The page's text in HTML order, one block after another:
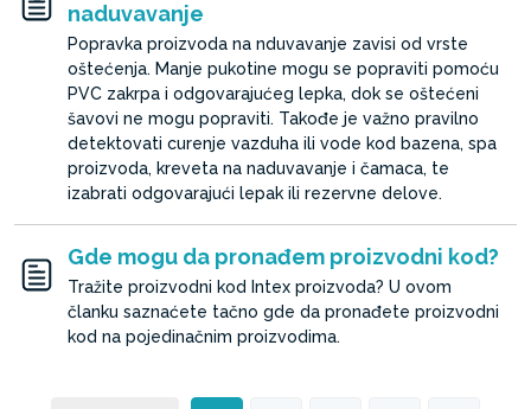
naduvavanje
Popravka proizvoda na nduvavanje zavisi od vrste
oštećenja. Manje pukotine mogu se popraviti pomoću
PVC zakrpa i odgovarajućeg lepka, dok se oštećeni
šavovi ne mogu popraviti. Takođe je važno pravilno
detektovati curenje vazduha ili vode kod bazena, spa
proizvoda, kreveta na naduvavanje i čamaca, te
izabrati odgovarajući lepak ili rezervne delove.
Gde mogu da pronađem proizvodni kod?
Tražite proizvodni kod Intex proizvoda? U ovom
članku saznaćete tačno gde da pronađete proizvodni
kod na pojedinačnim proizvodima.